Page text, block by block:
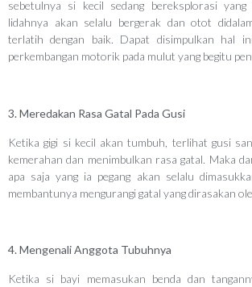
sebetulnya si kecil sedang bereksplorasi
lidahnya akan selalu bergerak dan otot
terlatih dengan baik. Dapat disimpulkan hal
perkembangan motorik pada mulut yang begitu
3. Meredakan Rasa Gatal Pada Gusi
Ketika gigi si kecil akan tumbuh, terlihat gusi
kemerahan dan menimbulkan rasa gatal. Maka
apa saja yang ia pegang akan selalu
membantunya mengurangi gatal yang dirasakan
4. Mengenali Anggota Tubuhnya
Ketika si bayi memasukan benda dan